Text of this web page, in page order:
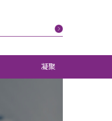
凝聚